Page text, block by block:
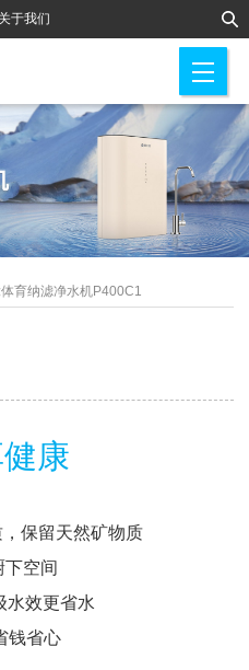
关于我们
育纳滤净水机P400C1
康
，保留天然矿物质
下空间
水效更省水
钱省心